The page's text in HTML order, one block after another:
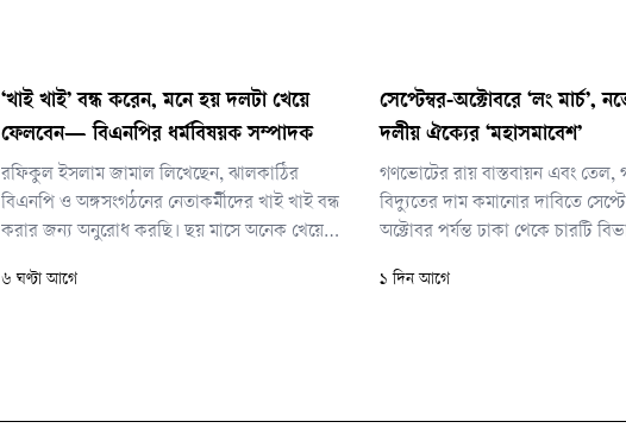
‘খাই খাই’ বন্ধ করেন, মনে হয় দলটা খেয়ে
ফেলবেন— বিএনপির ধর্মবিষয়ক সম্পাদক
রফিকুল ইসলাম জামাল লিখেছেন, ঝালকাঠির
বিএনপি ও অঙ্গসংগঠনের নেতাকর্মীদের খাই খাই বন্ধ
করার জন্য অনুরোধ করছি। ছয় মাসে অনেক খেয়েছেন
খেয়েছেন, আওয়ামীদের পক্ষে ওকলাতি করে
৬ ঘণ্টা আগে
সেপ্টেম্বর-অক্টোবরে ‘লং মার্চ’,
দলীয় ঐক্যের ‘মহাসমাবেশ’
গণভোটের রায় বাস্তবায়ন এবং তেল,
বিদ্যুতের দাম কমানোর দাবিতে
অক্টোবর পর্যন্ত ঢাকা থেকে চারটি
নেতৃত্বাধীন ১১ দলীয় ঐক্য। লং মার্চ
১ দিন আগে